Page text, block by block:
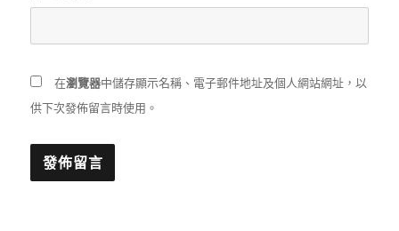
在瀏覽器中儲存顯示名稱、電子郵件地址及個人網站網址，以
供下次發佈留言時使用。